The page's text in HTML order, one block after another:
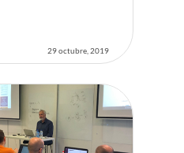
29 octubre, 2019